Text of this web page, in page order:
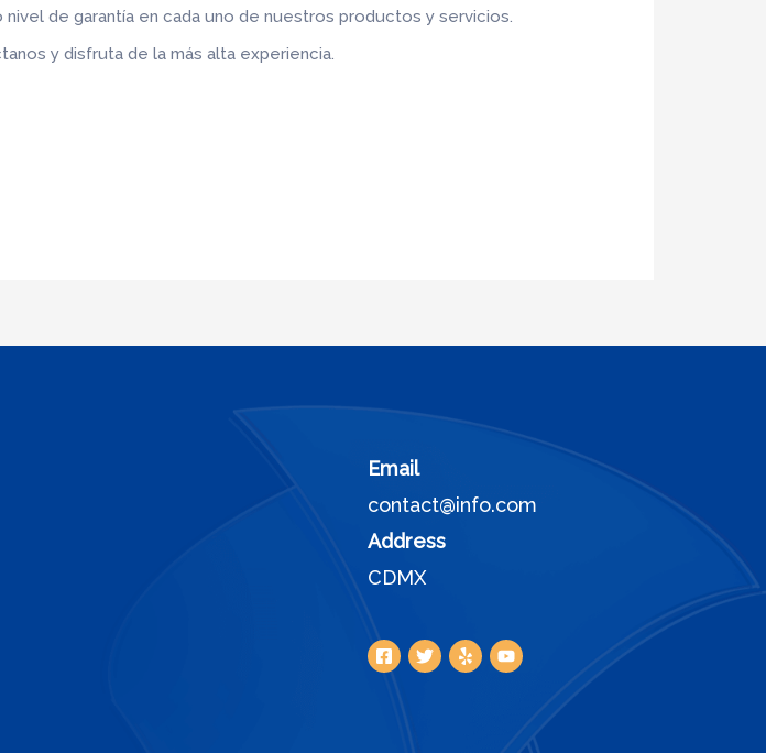
de garantía en cada uno de nuestros productos y servicios.
y disfruta de la más alta experiencia.
Email
contact@info.com
Address
CDMX